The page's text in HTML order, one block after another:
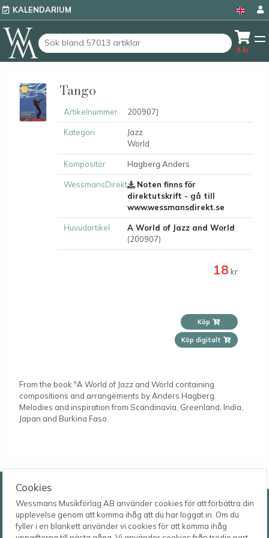
KALENDARIUM
0 kr
Cookies
Wessmans Musikförlag AB använder cookies för att förbättra din
upplevelse genom att komma ihåg att du har loggat in. Om du
fyller i en blankett använder vi cookies för att komma ihåg
Tango
Artikelnummer 200907J
Kategori
Jazz
World
Kompositör Hagberg Anders
WessmansDirekt
Noten finns för
direktutskrift - gå till
www.wessmansdirekt.se
Huvudartikel
A World of Jazz and World
(200907)
18 kr
Köp
Köp digitalt
From the book "A World of Jazz and World containing
compositions and arrangements by Anders Hagberg.
Melodies and inspiration from Scandinavia, Greenland, India,
Japan and Burkina Faso.
Wessmans Musikförlag AB
Leverans- och besöksadress
Bingebygatan 11 B
621 41 VISBY
Telefon